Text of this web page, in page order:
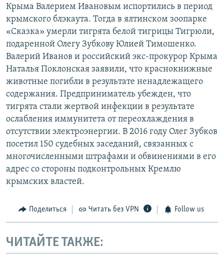
Крыма Валерием Ивановым испортились в период
крымского блэкаута. Тогда в ялтинском зоопарке
«Сказка» умерли тигрята белой тигрицы Тигрюли,
подаренной Олегу Зубкову Юлией Тимошенко.
Валерий Иванов и российский экс-прокурор Крыма
Наталья Поклонская заявили, что краснокнижные
животные погибли в результате ненадлежащего
содержания. Предприниматель убежден, что
тигрята стали жертвой инфекции в результате
ослабления иммунитета от переохлаждения в
отсутствии электроэнергии. В 2016 году Олег Зубков
посетил 150 судебных заседаний, связанных с
многочисленными штрафами и обвинениями в его
адрес со стороны подконтрольных Кремлю
крымских властей.
Поделиться Читать без VPN Follow us
ЧИТАЙТЕ ТАКЖЕ: